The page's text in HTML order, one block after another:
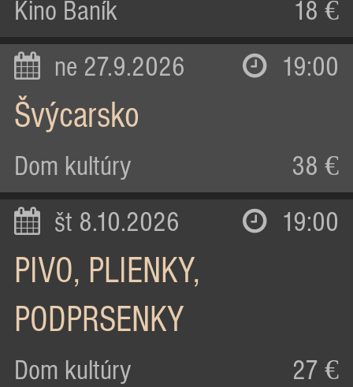
Kino Baník 18 €
ne 27.9.2026 19:00
Švýcarsko
Dom kultúry 38 €
št 8.10.2026 19:00
PIVO, PLIENKY,
PODPRSENKY
Dom kultúry 27 €